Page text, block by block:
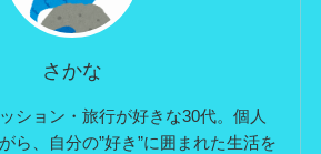
さかな
ション・旅行が好きな30代。個人
ら、自分の”好き”に囲まれた生活を